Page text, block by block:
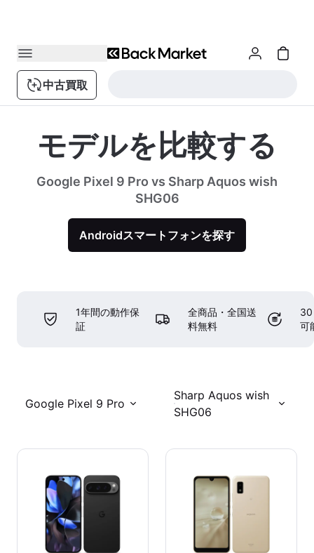
中古買取
モデルを比較する
Google Pixel 9 Pro vs Sharp Aquos wish
SHG06
Androidスマートフォンを探す
1年間の動作保
証
全商品・全国送
料無料
30
可
Google Pixel 9 Pro
Sharp Aquos wish
SHG06